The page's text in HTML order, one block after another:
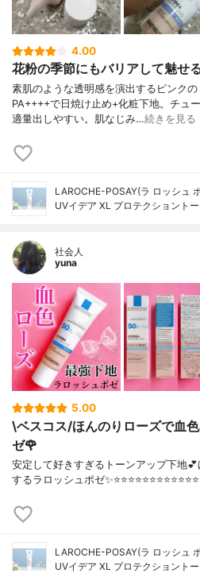
4.00
花粉の季節にもバリアして魅せ
素肌のような透明感を演出するピンク
PA++++で日焼け止め+化粧下地。チュ
適量出しやすい。肌なじみ…続きを見る
LAROCHE-POSAY(ラ ロッシュ
UVイデア XL プロテクショント
社会人
yuna
5.00
\ベスコス/ほんのりローズで血
ゼ🌹
安定して好きすぎるトーンアップ下地
するラロッシュポゼ
LAROCHE-POSAY(ラ ロッシュ
UVイデア XL プロテクショント